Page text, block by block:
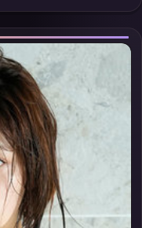
清在线追剧体验。